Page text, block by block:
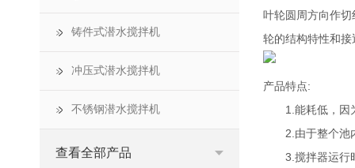
叶轮圆周方向作
轮的结构特性和
产品特点:
1.能耗低，因
2.由于整个池内
3.搅拌器运行时
铸件式潜水搅拌机
冲压式潜水搅拌机
不锈钢潜水搅拌机
查看全部产品